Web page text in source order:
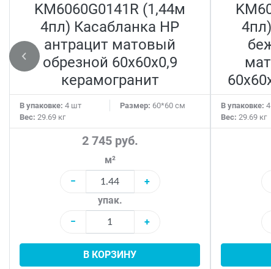
KM6060G0141R (1,44м
4пл) Касабланка HP
антрацит матовый
обрезной 60x60x0,9
керамогранит
В упаковке: 4 шт Размер: 60*60 см
Вес: 29.69 кг
2 745 руб.
м²
−
+
упак.
−
+
В КОРЗИНУ
В упаковке:
Вес: 29.69 кг